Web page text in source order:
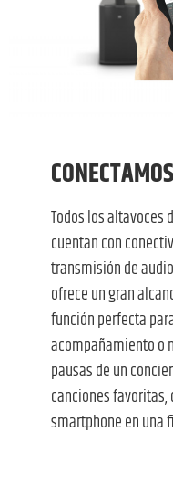
CONECTAMOS
Todos los altavoces
cuentan con
transmisión de
ofrece un gran
función perfecta
acompañamiento o
pausas de un
canciones
smartphone en una